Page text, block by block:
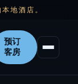
地酒店。
预订
客房